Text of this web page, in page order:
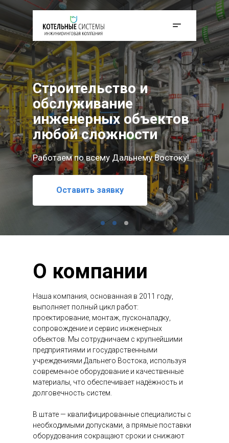
Строительство и
обслуживание
инженерных объектов
любой сложности
Оставить заявку
Работаем по всему Дальнему Востоку!
Наша компания, основанная в 2011 году,
выполняет полный цикл работ:
проектирование, монтаж, пусконаладку,
сопровождение и сервис инженерных
объектов. Мы сотрудничаем с крупнейшими
предприятиями и государственными
учреждениями Дальнего Востока, используя
современное оборудование и качественные
материалы, что обеспечивает надёжность и
долговечность систем.
В штате — квалифицированные специалисты с
необходимыми допусками, а прямые поставки
оборудования сокращают сроки и снижают
О компании
Оставить заявку
Мы реализуем проекты любой сложности —
от проектирования до полного обслуживания
инженерных объектов